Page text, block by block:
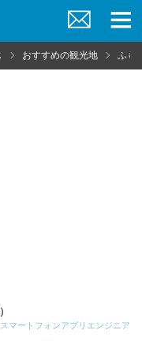
問
い
ニ
ュ
おすすめの観光地 ふも
マートフォンアプリエンジニア